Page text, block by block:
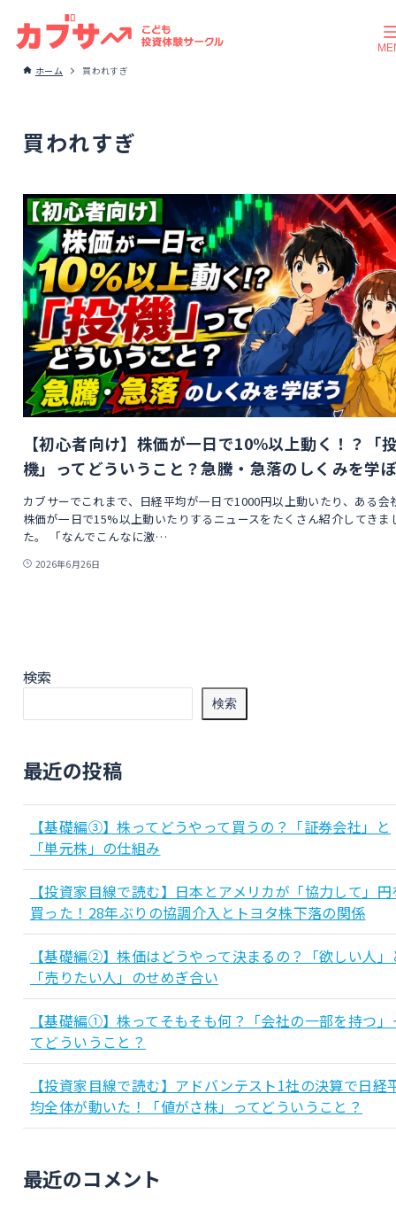
ホーム 買われすぎ
買われすぎ
【初心者向け】株価が一日で10%以上動く！？「
機」ってどういうこと？急騰・急落のしくみを学
カブサーでこれまで、日経平均が一日で1000円以上動いたり、ある会
株価が一日で15%以上動いたりするニュースをたくさん紹介してきま
た。 「なんでこんなに激…
2026年6月26日
検索
検索
最近の投稿
【基礎編③】株ってどうやって買うの？「証券会社」と
「単元株」の仕組み
【投資家目線で読む】日本とアメリカが「協力して」円
買った！28年ぶりの協調介入とトヨタ株下落の関係
【基礎編②】株価はどうやって決まるの？「欲しい人」
「売りたい人」のせめぎ合い
【基礎編①】株ってそもそも何？「会社の一部を持つ」
てどういうこと？
【投資家目線で読む】アドバンテスト1社の決算で日経
均全体が動いた！「値がさ株」ってどういうこと？
最近のコメント